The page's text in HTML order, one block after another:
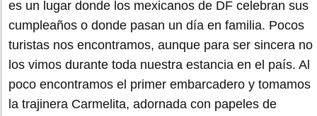
es un lugar donde los mexicanos de DF celebran sus
cumpleaños o donde pasan un día en familia. Pocos
turistas nos encontramos, aunque para ser sincera no
los vimos durante toda nuestra estancia en el país. Al
poco encontramos el primer embarcadero y tomamos
la trajinera Carmelita, adornada con papeles de